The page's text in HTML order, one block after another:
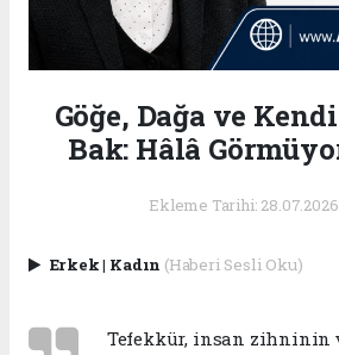
Göğe, Dağa ve
Bak: Hâlâ
Ekleme Tarihi: 28.07.2026
Erkek| Kadın (Haberi Sesli Oku)
Tefekkür, insan zihninin